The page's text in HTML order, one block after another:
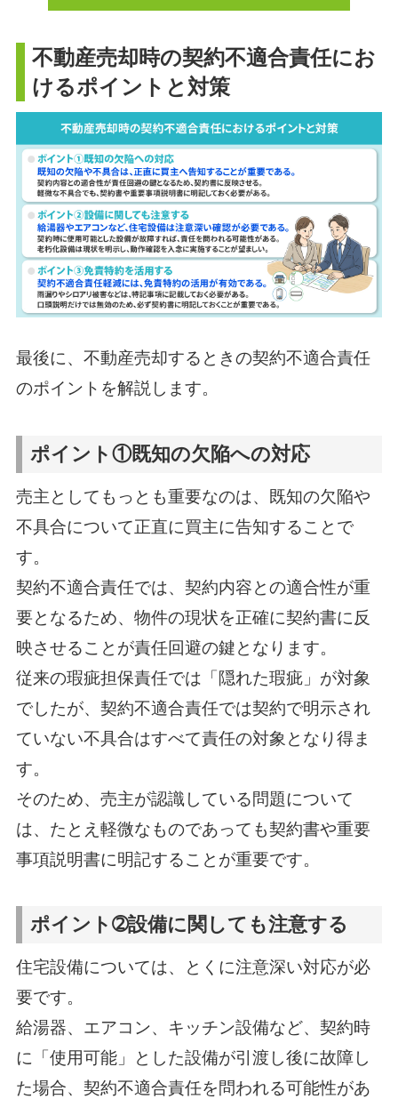
不動産売却時の契約不適合責任にお
けるポイントと対策
最後に、不動産売却するときの契約不適合責任
のポイントを解説します。
ポイント①既知の欠陥への対応
売主としてもっとも重要なのは、既知の欠陥や
不具合について正直に買主に告知することで
す。
契約不適合責任では、契約内容との適合性が重
要となるため、物件の現状を正確に契約書に反
映させることが責任回避の鍵となります。
従来の瑕疵担保責任では「隠れた瑕疵」が対象
でしたが、契約不適合責任では契約で明示され
ていない不具合はすべて責任の対象となり得ま
す。
そのため、売主が認識している問題について
は、たとえ軽微なものであっても契約書や重要
事項説明書に明記することが重要です。
ポイント➁設備に関しても注意する
住宅設備については、とくに注意深い対応が必
要です。
給湯器、エアコン、キッチン設備など、契約時
に「使用可能」とした設備が引渡し後に故障し
た場合、契約不適合責任を問われる可能性があ